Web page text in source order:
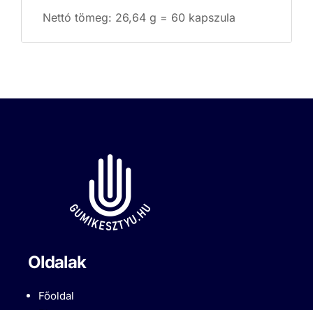
Nettó tömeg: 26,64 g = 60 kapszula
Oldalak
Főoldal